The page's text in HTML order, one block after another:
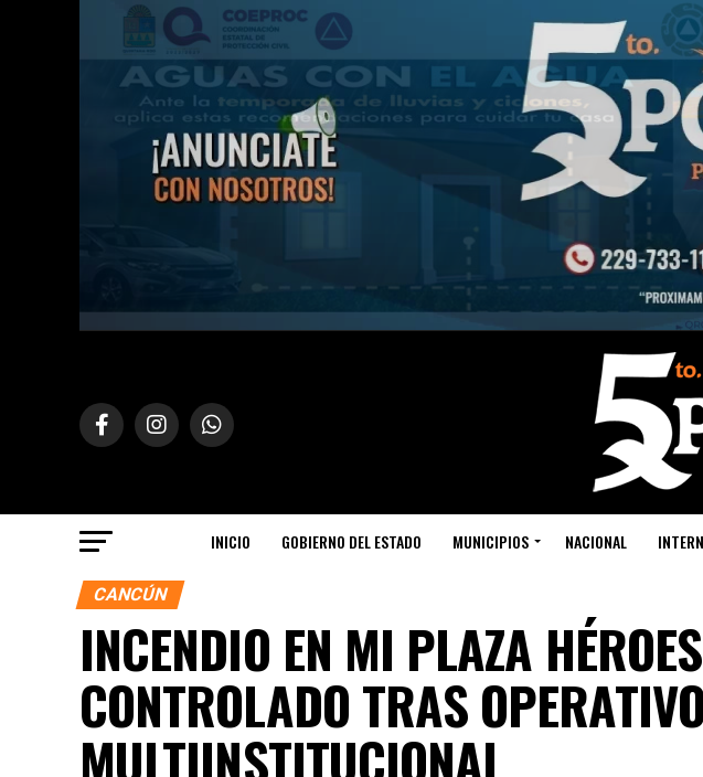
INICIO GOBIERNO DEL ESTADO MUNICIPIOS NACIONAL
CANCÚN
INCENDIO EN MI PLAZA
CONTROLADO TRAS OPERATIVO
MULTIINSTITUCIONAL